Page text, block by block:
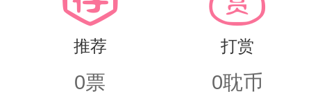
推荐
0票
打赏
0耽币